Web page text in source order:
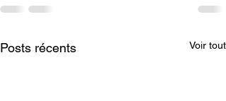
Posts récents Voir tout